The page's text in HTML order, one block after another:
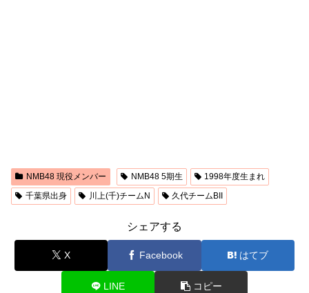
NMB48 現役メンバー NMB48 5期生
1998年度生まれ
千葉県出身
川上(千)チームN 久代チームBII
シェアする
X Facebook はてブ
LINE コピー